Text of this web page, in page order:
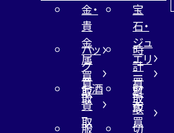
金・
貴
金
属
買
取
宝
石・
ジュ
エリ
ー
買
取
バッ
グ
買
取
時
計
買
取
お酒
買
取
財
布
買
服 切